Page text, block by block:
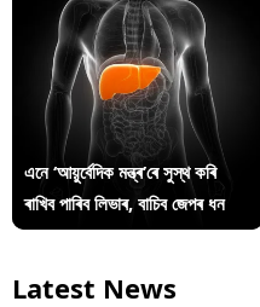
এনে ‘আয়ুৰ্বেদিক মন্ত্ৰ’ৰে সুস্থ কৰি
ৰাখিব পাৰিব লিভাৰ, বাচিব জেপৰ ধন
Latest News